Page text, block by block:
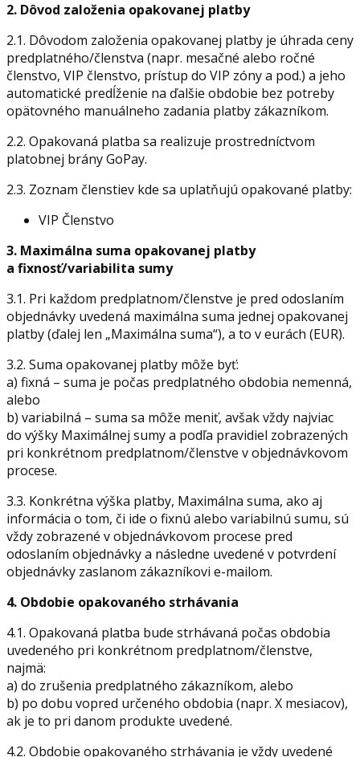
2. Dôvod založenia opakovanej platby
2.1. Dôvodom založenia opakovanej platby je úhrada ceny
predplatného/členstva (napr. mesačné alebo ročné
členstvo, VIP členstvo, prístup do VIP zóny a pod.) a jeho
automatické predĺženie na ďalšie obdobie bez potreby
opätovného manuálneho zadania platby zákazníkom.
2.2. Opakovaná platba sa realizuje prostredníctvom
platobnej brány GoPay.
2.3. Zoznam členstiev kde sa uplatňujú opakované platby:
VIP Členstvo
3. Maximálna suma opakovanej platby
a fixnosť/variabilita sumy
3.1. Pri každom predplatnom/členstve je pred odoslaním
objednávky uvedená maximálna suma jednej opakovanej
platby (ďalej len „Maximálna suma“), a to v eurách (EUR).
3.2. Suma opakovanej platby môže byť:
a) fixná – suma je počas predplatného obdobia nemenná,
alebo
b) variabilná – suma sa môže meniť, avšak vždy najviac
do výšky Maximálnej sumy a podľa pravidiel zobrazených
pri konkrétnom predplatnom/členstve v objednávkovom
procese.
3.3. Konkrétna výška platby, Maximálna suma, ako aj
informácia o tom, či ide o fixnú alebo variabilnú sumu, sú
vždy zobrazené v objednávkovom procese pred
odoslaním objednávky a následne uvedené v potvrdení
objednávky zaslanom zákazníkovi e-mailom.
4. Obdobie opakovaného strhávania
4.1. Opakovaná platba bude strhávaná počas obdobia
uvedeného pri konkrétnom predplatnom/členstve,
najmä:
a) do zrušenia predplatného zákazníkom, alebo
b) po dobu vopred určeného obdobia (napr. X mesiacov),
ak je to pri danom produkte uvedené.
4.2. Obdobie opakovaného strhávania je vždy uvedené